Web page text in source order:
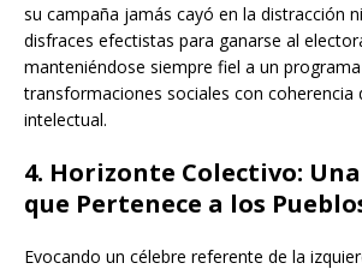
su campaña jamás cayó en la distracción
disfraces efectistas para ganarse al
manteniéndose siempre fiel a un
transformaciones sociales con coherencia
intelectual.
4. Horizonte Colectivo:
que Pertenece a los
Evocando un célebre referente de la